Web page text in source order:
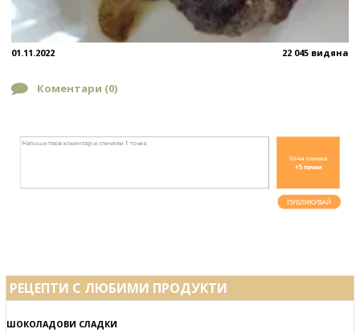
01.11.2022 22 045 видяна
Коментари (0)
РЕЦЕПТИ С ЛЮБИМИ ПРОДУКТИ
ШОКОЛАДОВИ СЛАДКИ